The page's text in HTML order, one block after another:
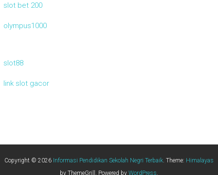
slot bet 200
olympus1000
slot88
link slot gacor
Copyright © 2026 Informasi Pendidikan Sekolah Negri Terbaik. Theme: Himalayas
by ThemeGrill. Powered by WordPress.